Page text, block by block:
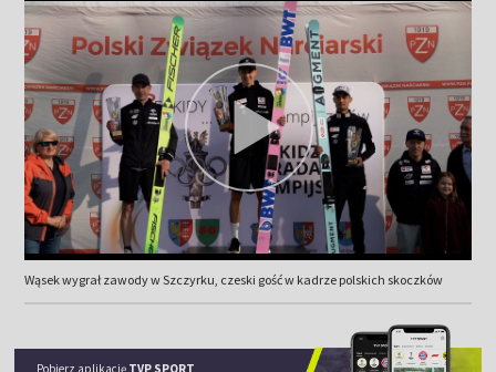
Wąsek wygrał zawody w Szczyrku, czeski gość w kadrze polskich skoczków
Pobierz aplikację TVP SPORT